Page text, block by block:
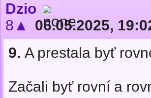
Dzio
8▲
06.05.2025,
9. A prestala byť
Začali byť rovní a